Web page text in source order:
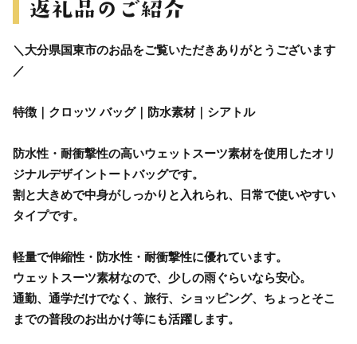
＼大分県国東市のお品をご覧いただきありがとうございます
／
特徴｜クロッツ バッグ｜防水素材｜シアトル
防水性・耐衝撃性の高いウェットスーツ素材を使用したオリ
ジナルデザイントートバッグです。
割と大きめで中身がしっかりと入れられ、日常で使いやすい
タイプです。
軽量で伸縮性・防水性・耐衝撃性に優れています。
ウェットスーツ素材なので、少しの雨ぐらいなら安心。
通勤、通学だけでなく、旅行、ショッピング、ちょっとそこ
までの普段のお出かけ等にも活躍します。